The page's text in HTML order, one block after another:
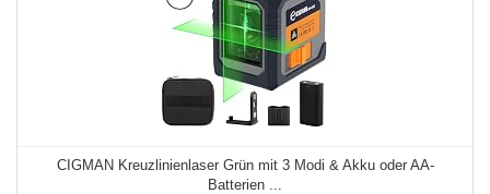
CIGMAN Kreuzlinienlaser Grün mit 3 Modi & Akku oder AA-
Batterien ...